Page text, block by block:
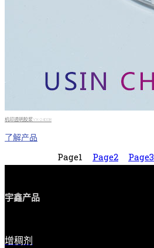
机印透明胶浆YX-2400B
了解产品
Page1 Page2 Page3
宇鑫产品
增稠剂